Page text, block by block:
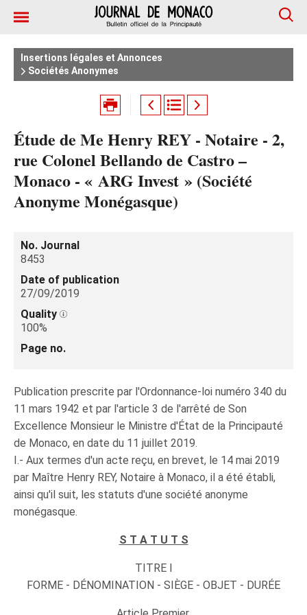
Insertions légales et Annonces
Sociétés Anonymes
Étude de Me Henry REY - Notaire - 2,
rue Colonel Bellando de Castro –
Monaco - « ARG Invest » (Société
Anonyme Monégasque)
No. Journal
8453
Date of publication
27/09/2019
Quality
100%
Page no.
Publication prescrite par l'Ordonnance-loi numéro 340 du
11 mars 1942 et par l'article 3 de l'arrêté de Son
Excellence Monsieur le Ministre d'État de la Principauté
de Monaco, en date du 11 juillet 2019.
I.- Aux termes d'un acte reçu, en brevet, le 14 mai 2019
par Maître Henry REY, Notaire à Monaco, il a été établi,
ainsi qu'il suit, les statuts d'une société anonyme
monégasque.
S T A T U T S
TITRE I
FORME - DÉNOMINATION - SIÈGE - OBJET - DURÉE